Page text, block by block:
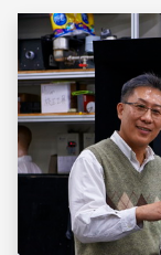
mortar),但是無法
形(bend and
然而,人類並不完
著。於是歌詞裡